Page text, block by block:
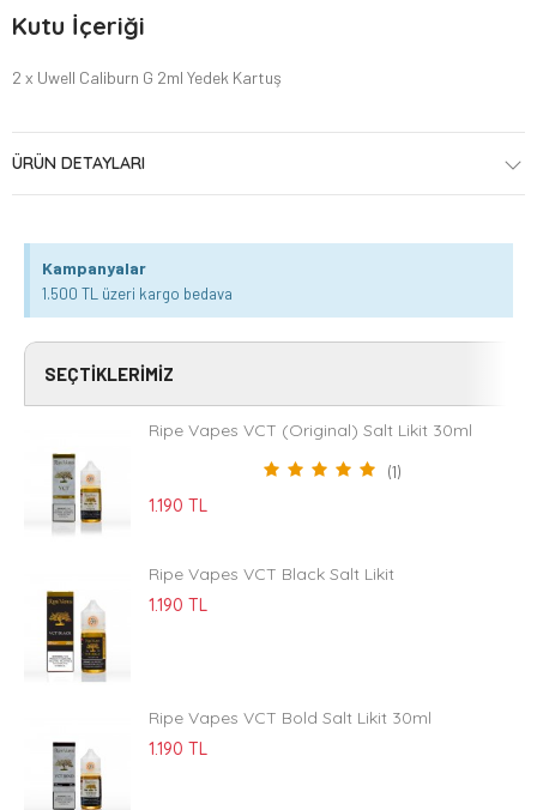
Kutu İçeriği
2 x Uwell Caliburn G 2ml Yedek Kartuş
ÜRÜN DETAYLARI
Kampanyalar
1.500 TL üzeri kargo bedava
SEÇTIKLERIMIZ
Ripe Vapes VCT (Original) Salt Likit 30ml
(1)
1.190 TL
Ripe Vapes VCT Black Salt Likit
1.190 TL
Ripe Vapes VCT Bold Salt Likit 30ml
1.190 TL